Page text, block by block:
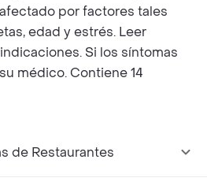
por factores tales
edad y estrés. Leer
Si los síntomas
médico. Contiene 14
de Restaurantes